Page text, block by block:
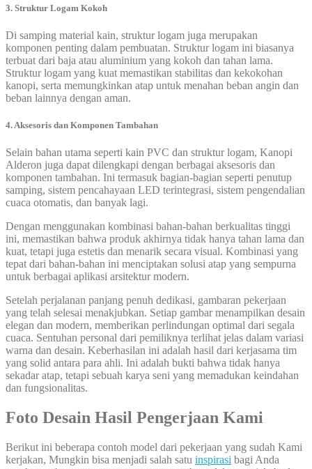
3. Struktur Logam Kokoh
Di samping material kain, struktur logam juga merupakan
komponen penting dalam pembuatan. Struktur logam ini biasanya
terbuat dari baja atau aluminium yang kokoh dan tahan lama.
Struktur logam yang kuat memastikan stabilitas dan kekokohan
kanopi, serta memungkinkan atap untuk menahan beban angin dan
beban lainnya dengan aman.
4. Aksesoris dan Komponen Tambahan
Selain bahan utama seperti kain PVC dan struktur logam, Kanopi
Alderon juga dapat dilengkapi dengan berbagai aksesoris dan
komponen tambahan. Ini termasuk bagian-bagian seperti penutup
samping, sistem pencahayaan LED terintegrasi, sistem pengendalian
cuaca otomatis, dan banyak lagi.
Dengan menggunakan kombinasi bahan-bahan berkualitas tinggi
ini, memastikan bahwa produk akhirnya tidak hanya tahan lama dan
kuat, tetapi juga estetis dan menarik secara visual. Kombinasi yang
tepat dari bahan-bahan ini menciptakan solusi atap yang sempurna
untuk berbagai aplikasi arsitektur modern.
Setelah perjalanan panjang penuh dedikasi, gambaran pekerjaan
yang telah selesai menakjubkan. Setiap gambar menampilkan desain
elegan dan modern, memberikan perlindungan optimal dari segala
cuaca. Sentuhan personal dari pemiliknya terlihat jelas dalam variasi
warna dan desain. Keberhasilan ini adalah hasil dari kerjasama tim
yang solid antara para ahli. Ini adalah bukti bahwa tidak hanya
sekadar atap, tetapi sebuah karya seni yang memadukan keindahan
dan fungsionalitas.
Foto Desain Hasil Pengerjaan Kami
Berikut ini beberapa contoh model dari pekerjaan yang sudah Kami
kerjakan, Mungkin bisa menjadi salah satu inspirasi bagi Anda